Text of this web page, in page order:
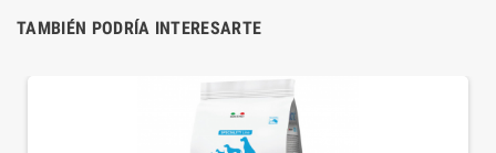
TAMBIÉN PODRÍA INTERESARTE